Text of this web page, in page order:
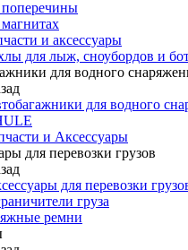
поперечины
и аксессуары
для лыж, сноубордов и
для водного
для водного
и Аксессуары
для перевозки грузов
для перевозки
груза
ремни